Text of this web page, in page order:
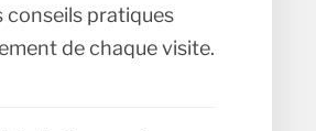
conseils pratiques
de chaque visite.